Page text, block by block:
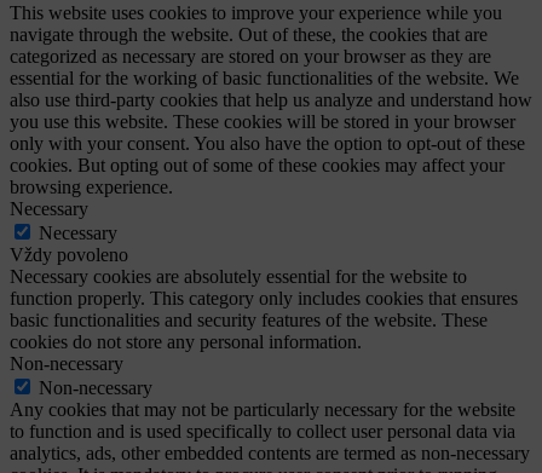
This website uses cookies to improve your experience while you
navigate through the website. Out of these, the cookies that are
categorized as necessary are stored on your browser as they are
essential for the working of basic functionalities of the website. We
also use third-party cookies that help us analyze and understand how
you use this website. These cookies will be stored in your browser
only with your consent. You also have the option to opt-out of these
cookies. But opting out of some of these cookies may affect your
browsing experience.
Necessary
Necessary
Vždy povoleno
Necessary cookies are absolutely essential for the website to
function properly. This category only includes cookies that ensures
basic functionalities and security features of the website. These
cookies do not store any personal information.
Non-necessary
Non-necessary
Any cookies that may not be particularly necessary for the website
to function and is used specifically to collect user personal data via
analytics, ads, other embedded contents are termed as non-necessary